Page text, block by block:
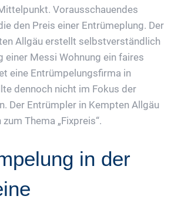
Vorausschauendes
den Preis einer Entrümeplung. Der
Allgäu erstellt selbstverständlich
einer Messi Wohnung ein faires
eine Entrümpelungsfirma in
dennoch nicht im Fokus der
Der Entrümpler in Kempten Allgäu
Thema „Fixpreis“.
in der